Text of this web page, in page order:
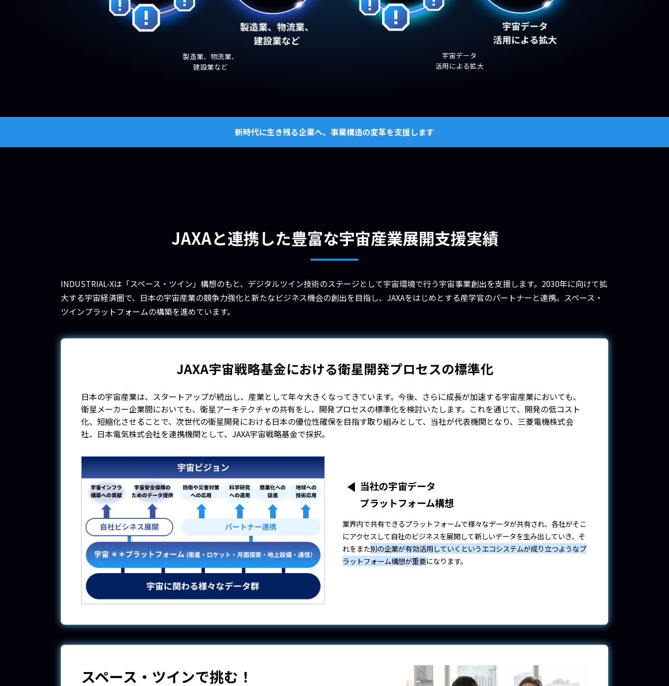
製造業、物流業、
建設業など
宇宙データ
活用による拡大
新時代に生き残る企業へ、事業構造の変革を支援します
JAXAと連携した豊富な宇宙産業展開支援実績
INDUSTRIAL-Xは「スペース・ツイン」構想のもと、デジタルツイン技術のステージとして宇宙環境で行う宇宙事業創出を支援します。2030年に向けて拡
大する宇宙経済圏で、日本の宇宙産業の競争力強化と新たなビジネス機会の創出を目指し、JAXAをはじめとする産学官のパートナーと連携。スペース・
ツインプラットフォームの構築を進めています。
JAXA宇宙戦略基金における衛星開発プロセスの標準化
日本の宇宙産業は、スタートアップが続出し、産業として年々大きくなってきています。今後、さらに成長が加速する宇宙産業においても、
衛星メーカー企業間においても、衛星アーキテクチャの共有をし、開発プロセスの標準化を検討いたします。これを通じて、開発の低コスト
化、短縮化させることで、次世代の衛星開発における日本の優位性確保を目指す取り組みとして、当社が代表機関となり、三菱電機株式会
社、日本電気株式会社を連携機関として、JAXA宇宙戦略基金で採択。
当社の宇宙データ
プラットフォーム構想
業界内で共有できるプラットフォームで様々なデータが共有され、各社がそこ
にアクセスして自社のビジネスを展開して新しいデータを生み出していき、そ
れをまた別の企業が有効活用していくというエコシステムが成り立つようなプ
ラットフォーム構想が重要になります。
スペース・ツインで挑む！